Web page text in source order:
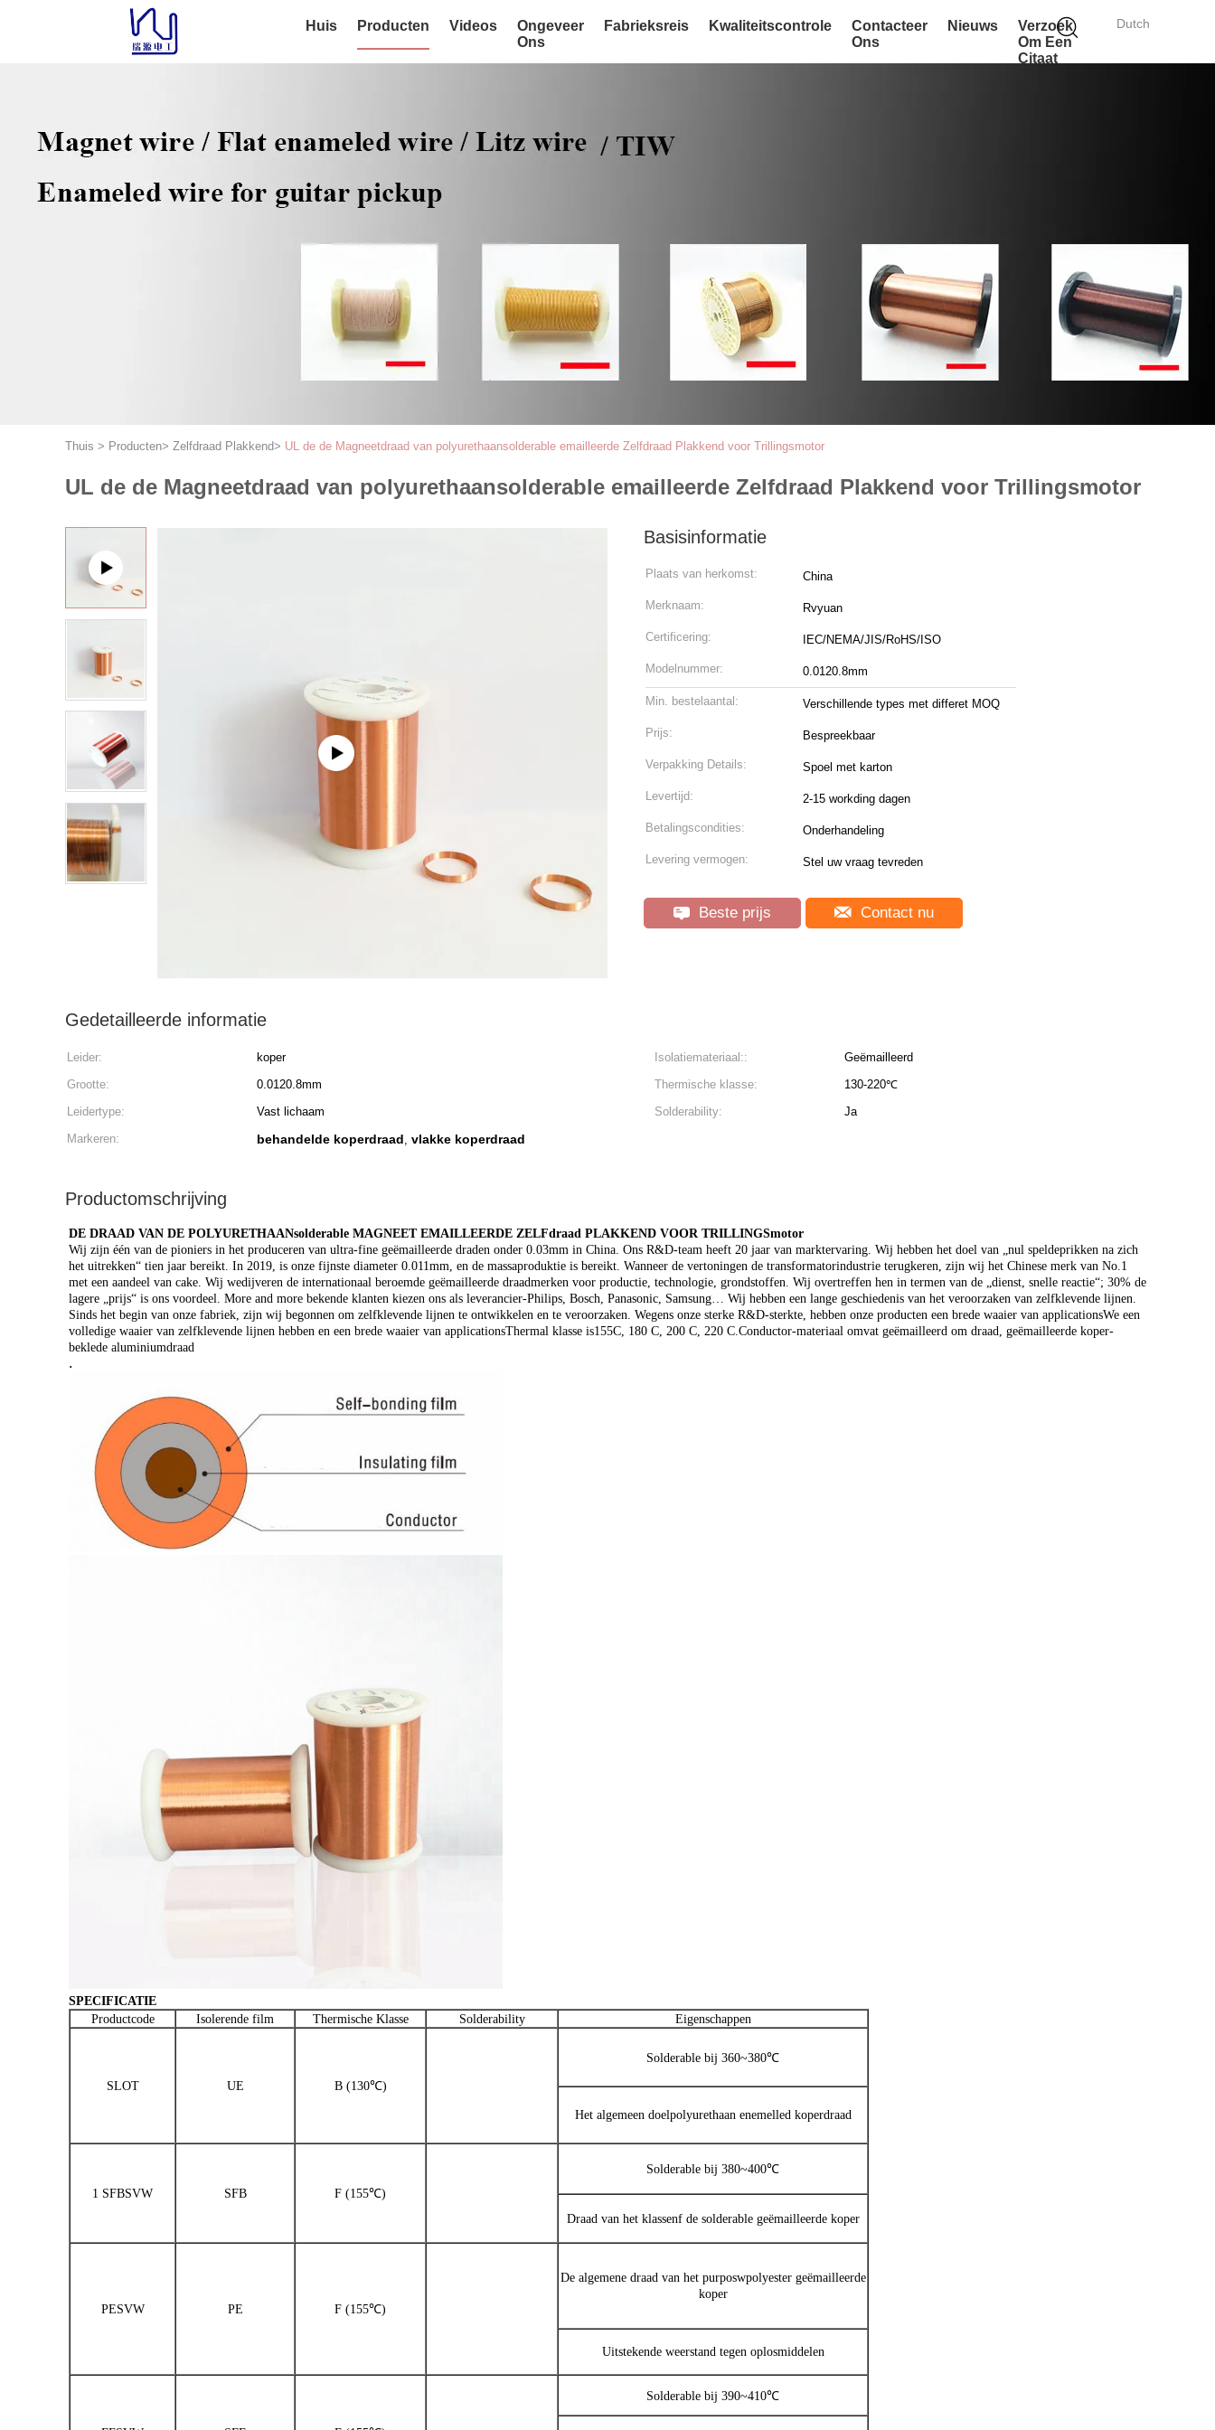
Dutch
Huis Producten Videos
Ongeveer
Ons
Fabrieksreis Kwaliteitscontrole
Contacteer
Ons
Nieuws
Verzoek
Om Een
Citaat
Thuis > Producten> Zelfdraad Plakkend> UL de de Magneetdraad van polyurethaansolderable emailleerde Zelfdraad Plakkend voor Trillingsmotor
UL de de Magneetdraad van polyurethaansolderable emailleerde Zelfdraad Plakkend voor Trillingsmotor
Basisinformatie
Plaats van herkomst: China
Merknaam: Rvyuan
Certificering: IEC/NEMA/JIS/RoHS/ISO
Modelnummer: 0.0120.8mm
Min. bestelaantal: Verschillende types met differet MOQ
Prijs: Bespreekbaar
Verpakking Details: Spoel met karton
Levertijd: 2-15 workding dagen
Betalingscondities: Onderhandeling
Levering vermogen: Stel uw vraag tevreden
Beste prijs Contact nu
Gedetailleerde informatie
Leider: koper Isolatiemateriaal::
Geëmailleerd
Grootte:
0.0120.8mm Thermische klasse:
130-220℃
Leidertype:
Vast lichaam Solderability:
Ja
Markeren:
behandelde koperdraad, vlakke koperdraad
Productomschrijving
DE DRAAD VAN DE POLYURETHAANsolderable MAGNEET EMAILLEERDE ZELFdraad PLAKKEND VOOR TRILLINGSmotor
Wij zijn één van de pioniers in het produceren van ultra-fine geëmailleerde draden onder 0.03mm in China. Ons R&D-team heeft 20 jaar van marktervaring. Wij hebben het doel van „nul speldeprikken na zich
het uitrekken“ tien jaar bereikt. In 2019, is onze fijnste diameter 0.011mm, en de massaproduktie is bereikt. Wanneer de vertoningen de transformatorindustrie terugkeren, zijn wij het Chinese merk van No.1
met een aandeel van cake. Wij wedijveren de internationaal beroemde geëmailleerde draadmerken voor productie, technologie, grondstoffen. Wij overtreffen hen in termen van de „dienst, snelle reactie“; 30% de
lagere „prijs“ is ons voordeel. More and more bekende klanten kiezen ons als leverancier-Philips, Bosch, Panasonic, Samsung… Wij hebben een lange geschiedenis van het veroorzaken van zelfklevende lijnen.
Sinds het begin van onze fabriek, zijn wij begonnen om zelfklevende lijnen te ontwikkelen en te veroorzaken. Wegens onze sterke R&D-sterkte, hebben onze producten een brede waaier van applicationsWe een
volledige waaier van zelfklevende lijnen hebben en een brede waaier van applicationsThermal klasse is155C, 180 C, 200 C, 220 C.Conductor-materiaal omvat geëmailleerd om draad, geëmailleerde koper-
beklede aluminiumdraad
.
SPECIFICATIE
Productcode
Isolerende film Thermische Klasse Solderability Eigenschappen
SLOT UE B (130℃)
Solderable bij 360~380℃
Het algemeen doelpolyurethaan enemelled koperdraad
1 SFBSVW SFB F (155℃)
Solderable bij 380~400℃
Draad van het klassenf de solderable geëmailleerde koper
PESVW PE F (155℃)
De algemene draad van het purposwpolyester geëmailleerde
koper
Uitstekende weerstand tegen oplosmiddelen
Solderable bij 390~410℃